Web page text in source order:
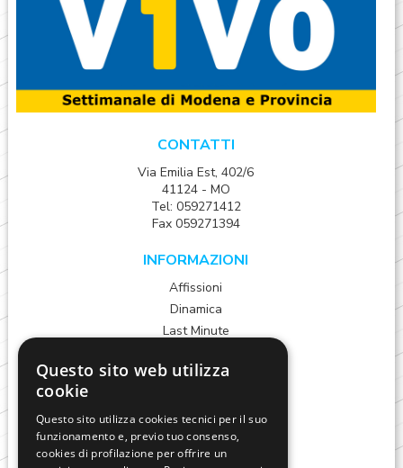
CONTATTI
Via Emilia Est, 402/6
41124 - MO
Tel: 059271412
Fax 059271394
INFORMAZIONI
Affissioni
Dinamica
Last Minute
Consulta e pianifica
DATI
VIDEOPRESS Modena srl
Cap. Soc. €100.000 I.V.
Questo sito web utilizza
cookie